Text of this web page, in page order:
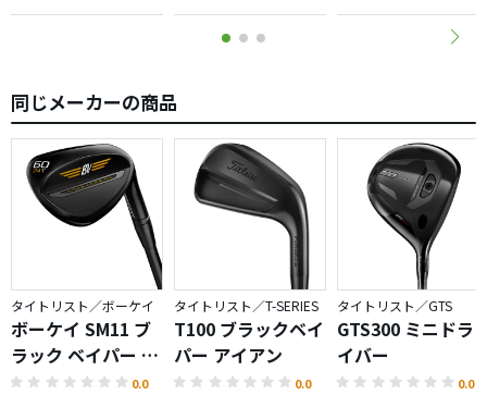
同じメーカーの商品
タイトリスト／ボーケイ
ボーケイ SM11 ブ
ラック ベイパー ウ
ェッジ
0.0
タイトリスト／T-SERIES
T100 ブラックベイ
パー アイアン
0.0
タイトリスト／GTS
GTS300 ミニドラ
イバー
0.0